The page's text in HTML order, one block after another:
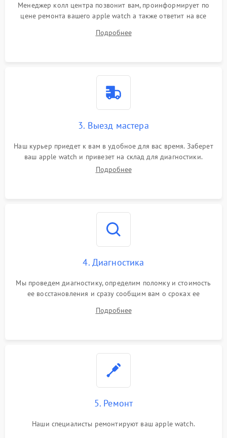
Менеджер колл центра позвонит вам, проинформирует по
цене ремонта вашего apple watch а также ответит на все
Подробнее
3. Выезд мастера
Наш курьер приедет к вам в удобное для вас время. Заберет
ваш apple watch и привезет на склад для диагностики.
Подробнее
4. Диагностика
Мы проведем диагностику, определим поломку и стоимость
ее восстановления и сразу сообщим вам о сроках ее
Подробнее
5. Ремонт
Наши специалисты ремонтируют ваш apple watch.